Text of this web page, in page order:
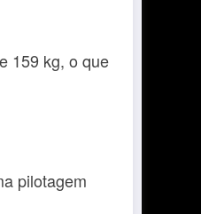
159 kg, o que
pilotagem